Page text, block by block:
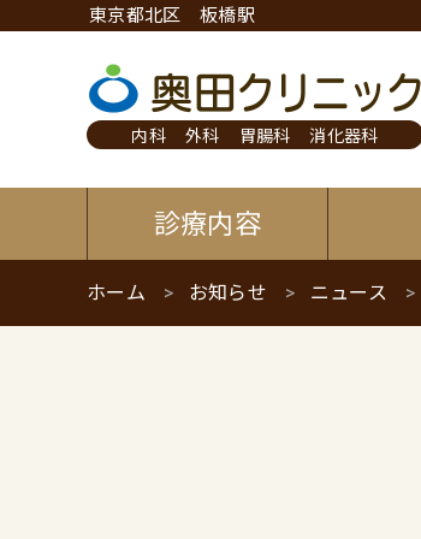
東京都北区 板橋駅
内科 外科 胃腸科 消化器科
診療内容
ホーム お知らせ ニュース